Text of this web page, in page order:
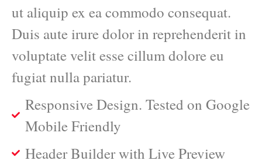
ut aliquip ex ea commodo consequat.
Duis aute irure dolor in reprehenderit in
voluptate velit esse cillum dolore eu
fugiat nulla pariatur.
Responsive Design. Tested on Google
Mobile Friendly
Header Builder with Live Preview